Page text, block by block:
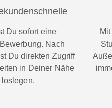
Du sofort eine
Nach
Du direkten Zugriff
in Deiner Nähe
loslegen.
im